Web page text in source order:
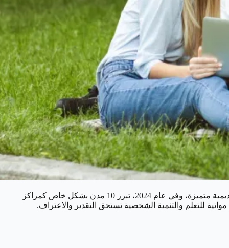
حول العالم على لقب "أفضل مدينة طلابية"، حيث تسعى لاستقطاب الطلاب الدوليين ببنية تحتية متطورة وبرامج أكاديمية متميزة، وفي عام 2024، تبرز 10 مدن بشكل خاص كمراكز
للتعلم والتنمية الشخصية تستحق التقدير والاعتراف.